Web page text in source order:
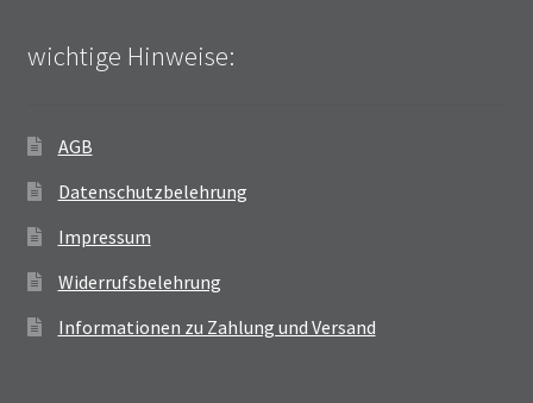
wichtige Hinweise:
AGB
Datenschutzbelehrung
Impressum
Widerrufsbelehrung
Informationen zu Zahlung und Versand